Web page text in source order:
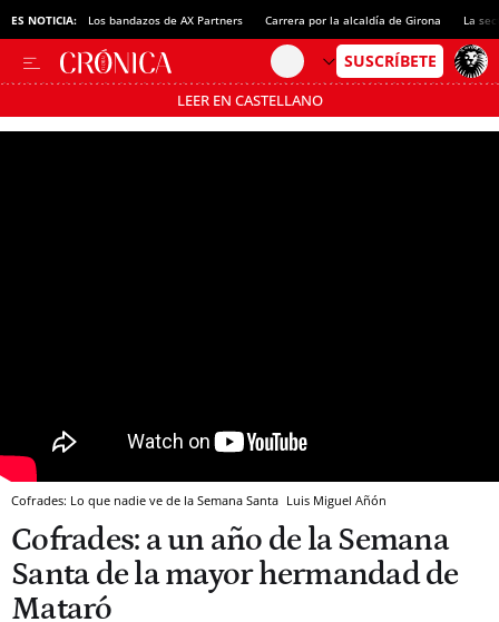
ES NOTICIA: Los bandazos de AX Partners Carrera por la alcaldía de Girona La
LEER EN CASTELLANO
Pásate al MODO AHORRO
Cofrades: Lo que nadie ve de la Semana Santa Luis Miguel Añón
Cofrades: a un año de la Semana
Santa de la mayor hermandad de
Mataró